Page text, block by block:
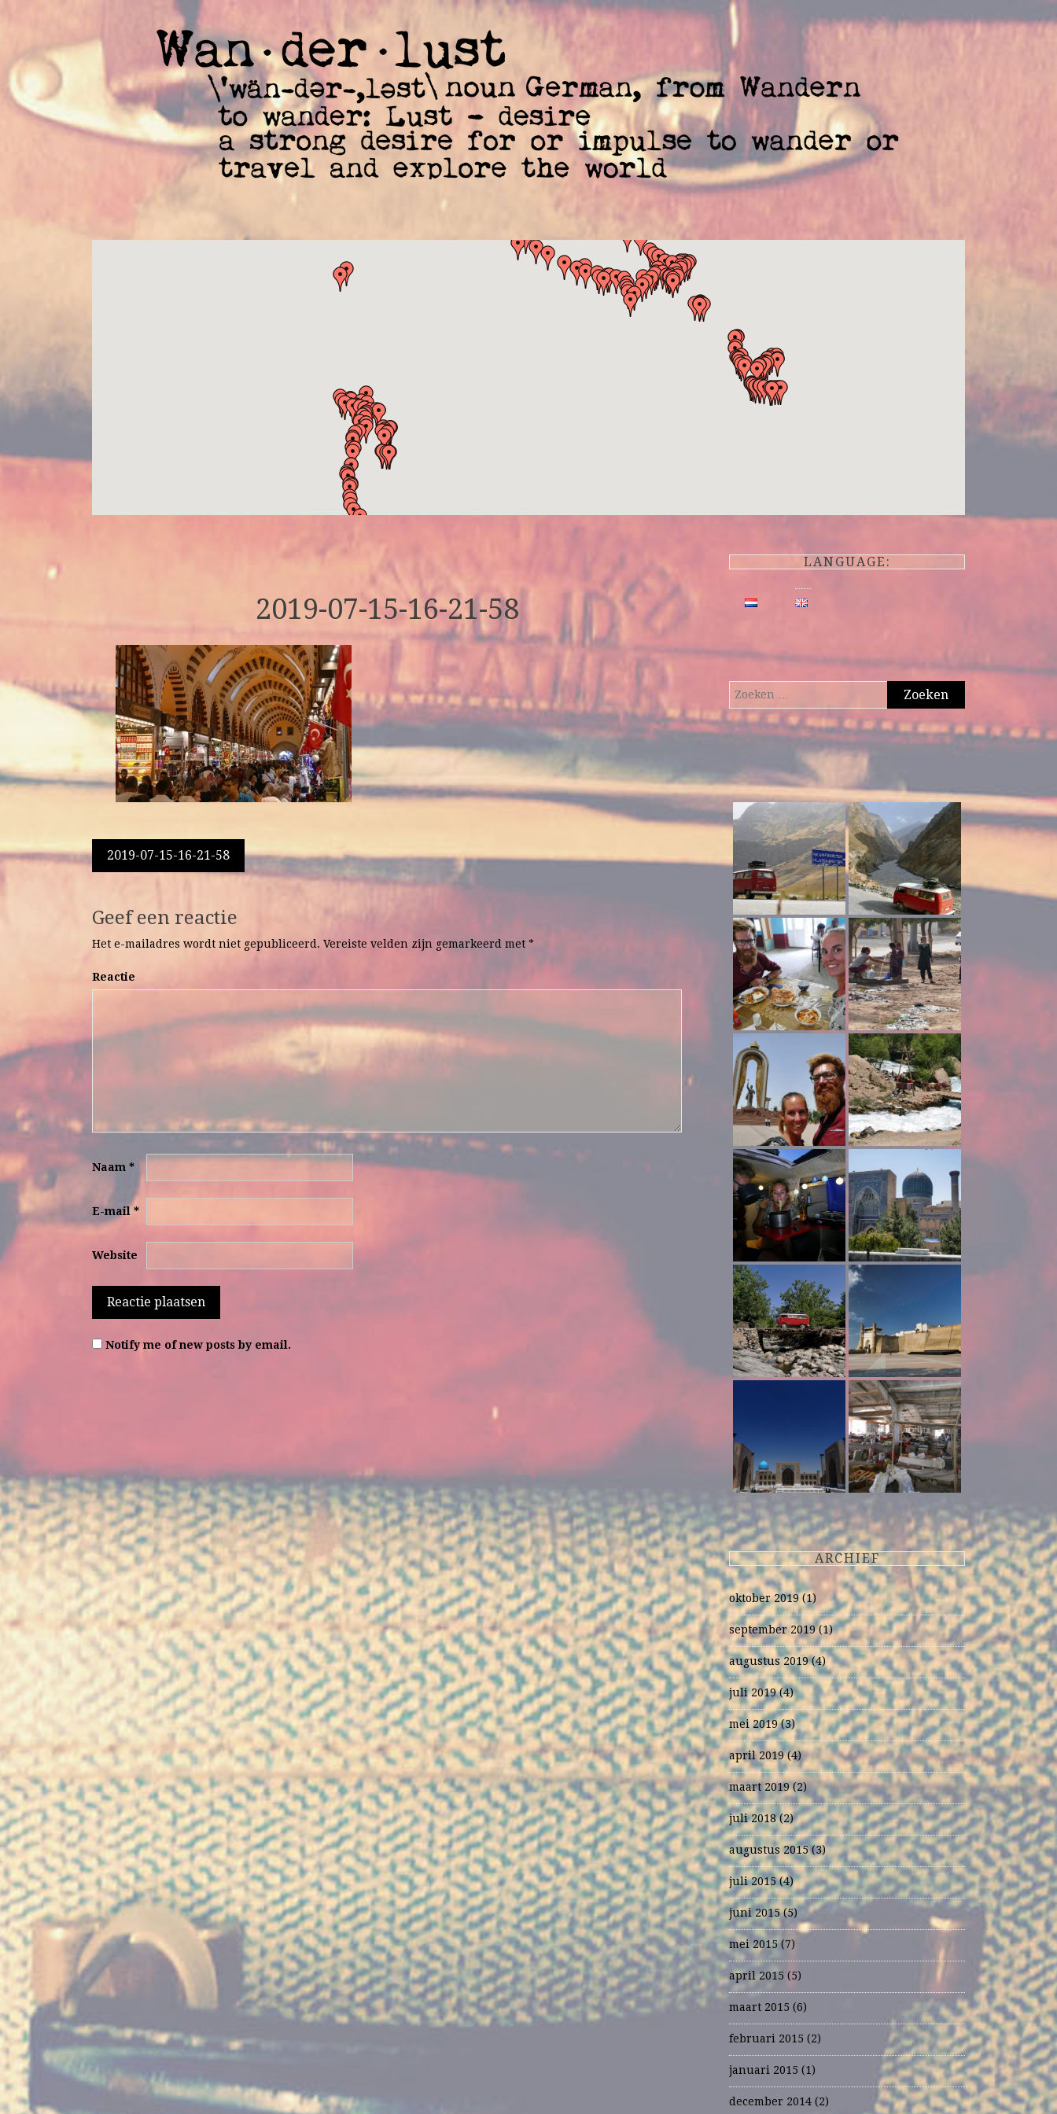
2019-07-15-16-21-58
Berichtnavigatie
2019-07-15-16-21-58
Geef een reactie
Het e-mailadres wordt niet gepubliceerd. Vereiste velden zijn gemarkeerd met *
Reactie
Naam *
E-mail*
Website
Notify me of new posts by email.
LANGUAGE:
Zoeken
ARCHIEF
oktober 2019(1)
september 2019(1)
augustus 2019(4)
juli 2019(4)
mei 2019(3)
april 2019(4)
maart 2019(2)
juli 2018(2)
augustus 2015(3)
juli 2015(4)
juni 2015(5)
mei 2015(7)
april 2015 (5)
maart 2015 (6)
februari 2015 (2)
januari 2015 (1)
december 2014 (2)